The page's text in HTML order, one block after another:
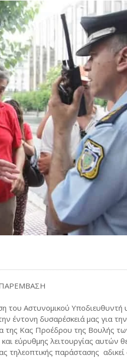
του Αστυνομικού Υποδιευθυντή
έντονη δυσαρέσκειά μας για την
της Κας Προέδρου της Βουλής
εύρυθμης λειτουργίας αυτών
τηλεοπτικής παράστασης